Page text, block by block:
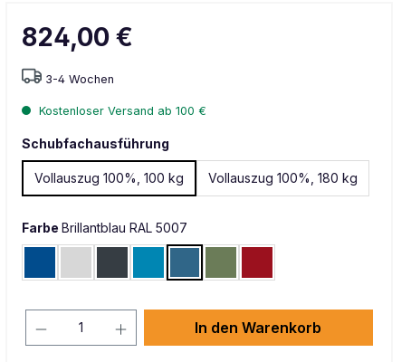
824,00 €
3-4 Wochen
Kostenloser Versand ab 100 €
Schubfachausführung
Vollauszug 100%, 100 kg Vollauszug 100%, 180 kg
Farbe Brillantblau RAL 5007
In den Warenkorb